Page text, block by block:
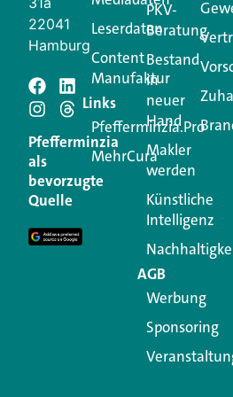
Schreiben Sie
Kommentar
Ihre E-Mail-Adresse wird nicht
Erforderliche Felder sind mit
Kommentar
22041
Hamburg
Pfefferminzia
als
bevorzugte
Quelle
Leserdaten
Content
Manufaktur
Links
Pfefferminzia.Pro
MehrCura
PKV-
Beratung
Bestand
in
neuer
Hand
Makler
werden
Künstliche
Intelligenz
AGB
Werbung
Sponsoring